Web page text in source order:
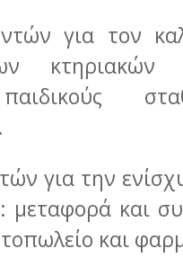
για τον
κτηριακών
για την
μεταφορά και
και